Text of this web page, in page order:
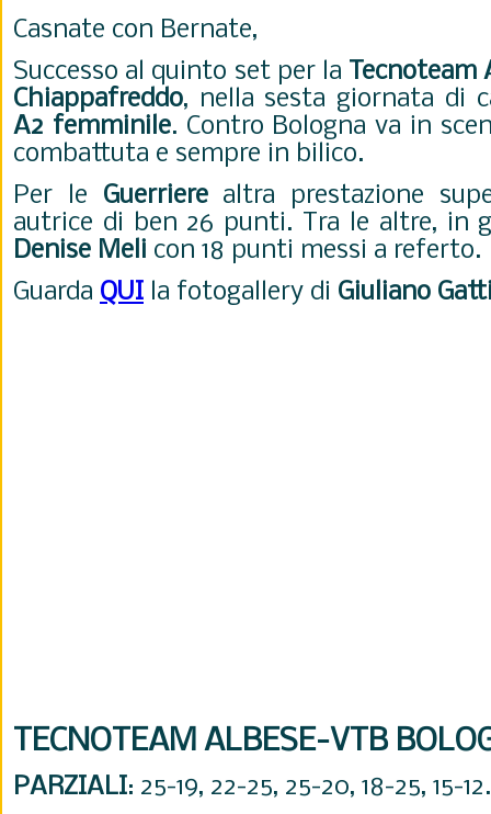
Casnate con Bernate,
Successo al quinto set per la Tecnoteam
Chiappafreddo, nella sesta giornata di
A2 femminile. Contro Bologna va in
combattuta e sempre in bilico.
Per le Guerrierealtra prestazione
autrice di ben 26 punti. Tra le altre, in
Denise Meli con 18 punti messi a referto.
Guarda QUI la fotogallery di Giuliano
TECNOTEAM ALBESE-VTB
PARZIALI: 25-19, 22-25, 25-20, 18-25, 15-12.